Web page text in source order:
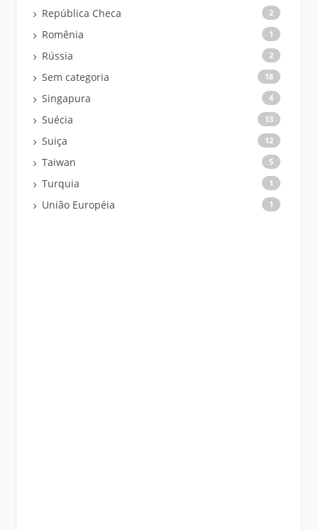
República Checa 2
Romênia 1
Rússia 2
Sem categoria 18
Singapura 4
Suécia 13
Suiça 12
Taiwan 5
Turquia 1
União Européia 1